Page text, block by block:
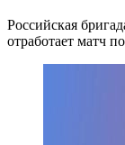
Российская
отработает матч